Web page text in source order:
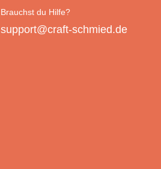
Brauchst du Hilfe?
support@craft-schmied.de